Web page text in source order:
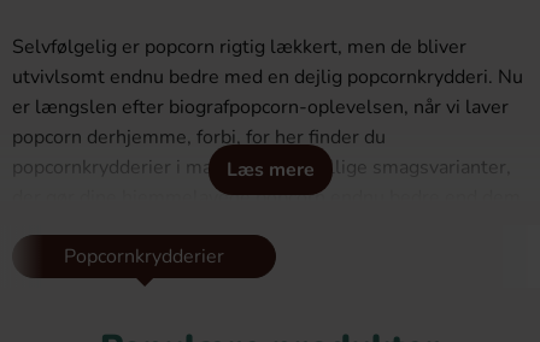
Læs mere
Selvfølgelig er popcorn rigtig lækkert, men de bliver
utvivlsomt endnu bedre med en dejlig popcornkrydderi. Nu
er længslen efter biografpopcorn-oplevelsen, når vi laver
popcorn derhjemme, forbi, for her finder du
popcornkrydderier i masser af forskellige smagsvarianter,
der gør dine hjemmelavede popcorn endnu bedre end dem
Sundlings og Kryddhuset i smagsvarianter som Ost &
Jalapeno, Buffalo Wing, Maple Bacon, Churros, Swiracha,
Popcornkrydderier